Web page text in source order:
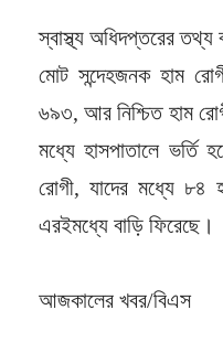
স্বাস্থ্য অধিদপ্তরের
মোট সন্দেহজনক হাম
৬৯৩, আর নিশ্চিত হাম
মধ্যে হাসপাতালে
রোগী, যাদের মধ্যে ৮৪
এরইমধ্যে বাড়ি ফিরেছে।
আজকালের খবর/বিএস